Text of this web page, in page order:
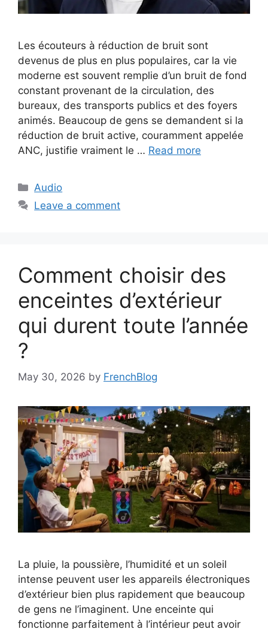
Les écouteurs à réduction de bruit sont
devenus de plus en plus populaires, car la vie
moderne est souvent remplie d’un bruit de fond
constant provenant de la circulation, des
bureaux, des transports publics et des foyers
animés. Beaucoup de gens se demandent si la
réduction de bruit active, couramment appelée
ANC, justifie vraiment le … Read more
Categories
Audio
Leave a comment
Comment choisir des
enceintes d’extérieur
qui durent toute l’année
?
May 30, 2026 by FrenchBlog
La pluie, la poussière, l’humidité et un soleil
intense peuvent user les appareils électroniques
d’extérieur bien plus rapidement que beaucoup
de gens ne l’imaginent. Une enceinte qui
fonctionne parfaitement à l’intérieur peut avoir